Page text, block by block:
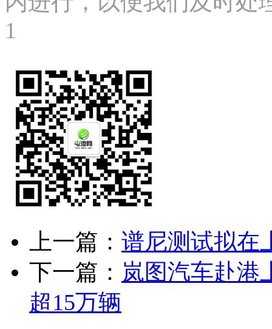
1
上一篇： 谱尼测试拟在
下一篇： 岚图汽车赴港
超15万辆